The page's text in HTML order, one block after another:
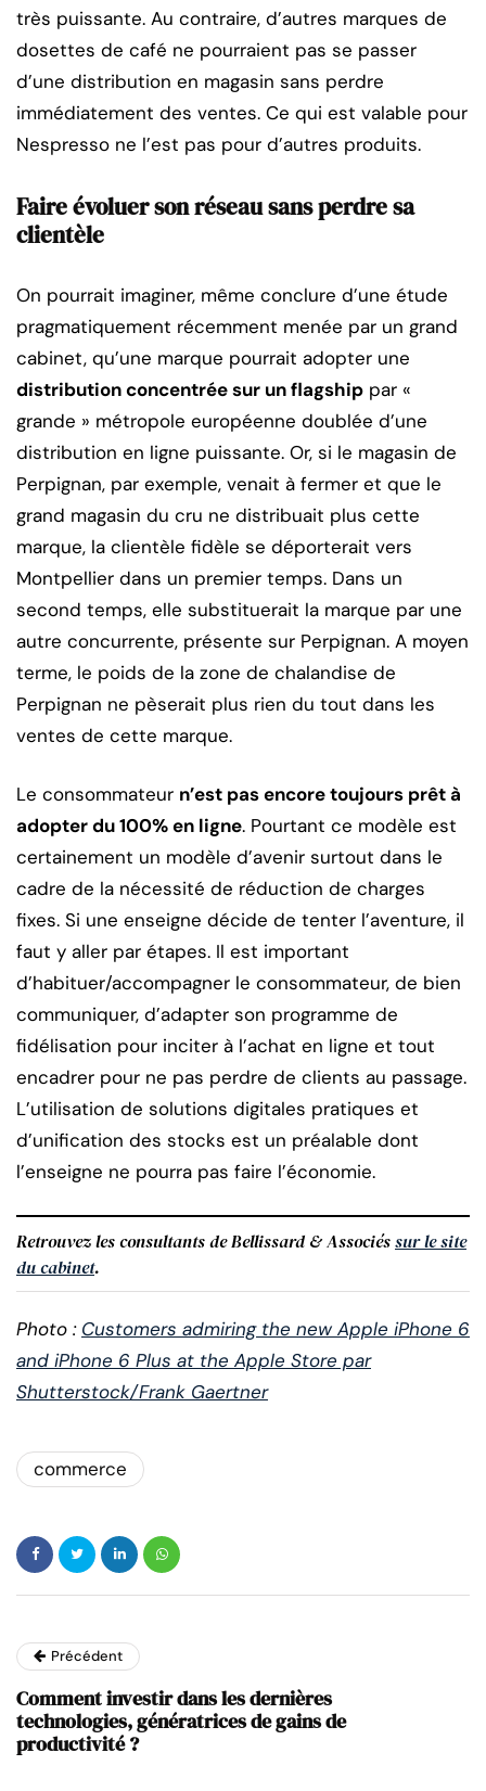
très puissante. Au contraire, d’autres marques de
dosettes de café ne pourraient pas se passer
d’une distribution en magasin sans perdre
immédiatement des ventes. Ce qui est valable pour
Nespresso ne l’est pas pour d’autres produits.
Faire évoluer son réseau sans perdre sa
clientèle
On pourrait imaginer, même conclure d’une étude
pragmatiquement récemment menée par un grand
cabinet, qu’une marque pourrait adopter une
distribution concentrée sur un flagship par «
grande » métropole européenne doublée d’une
distribution en ligne puissante. Or, si le magasin de
Perpignan, par exemple, venait à fermer et que le
grand magasin du cru ne distribuait plus cette
marque, la clientèle fidèle se déporterait vers
Montpellier dans un premier temps. Dans un
second temps, elle substituerait la marque par une
autre concurrente, présente sur Perpignan. A moyen
terme, le poids de la zone de chalandise de
Perpignan ne pèserait plus rien du tout dans les
ventes de cette marque.
Le consommateur n’est pas encore toujours prêt à
adopter du 100% en ligne. Pourtant ce modèle est
certainement un modèle d’avenir surtout dans le
cadre de la nécessité de réduction de charges
fixes. Si une enseigne décide de tenter l’aventure, il
faut y aller par étapes. Il est important
d’habituer/accompagner le consommateur, de bien
communiquer, d’adapter son programme de
fidélisation pour inciter à l’achat en ligne et tout
encadrer pour ne pas perdre de clients au passage.
L’utilisation de solutions digitales pratiques et
d’unification des stocks est un préalable dont
l’enseigne ne pourra pas faire l’économie.
Retrouvez les consultants de Bellissard & Associéssur le site
du cabinet.
Photo : Customers admiring the new Apple iPhone 6
and iPhone 6 Plus at the Apple Store par
Shutterstock/Frank Gaertner
commerce
Précédent
Comment investir dans les dernières
technologies, génératrices de gains de
productivité ?